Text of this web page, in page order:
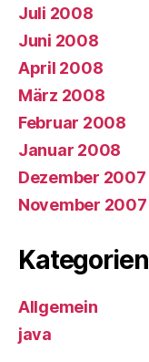
Juli 2008
Juni 2008
April 2008
März 2008
Februar 2008
Januar 2008
Dezember 2007
November 2007
Kategorien
Allgemein
java